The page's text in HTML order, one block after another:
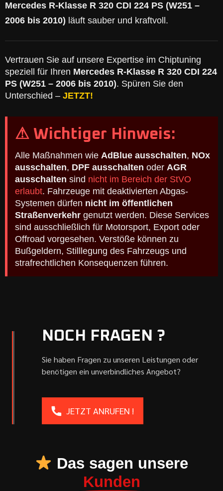
Mercedes R-Klasse R 320 CDI 224 PS (W251 –
2006 bis 2010) läuft sauber und kraftvoll.
Vertrauen Sie auf unsere Expertise im Chiptuning
speziell für Ihren Mercedes R-Klasse R 320 CDI 224
PS (W251 – 2006 bis 2010). Spüren Sie den
Unterschied – JETZT!
⚠ Wichtiger Hinweis:
Alle Maßnahmen wie AdBlue ausschalten, NOx
ausschalten, DPF ausschalten oder AGR
ausschalten sind nicht im Bereich der StVO
erlaubt. Fahrzeuge mit deaktivierten Abgas-
Systemen dürfen nicht im öffentlichen
Straßenverkehr genutzt werden. Diese Services
sind ausschließlich für Motorsport, Export oder
Offroad vorgesehen. Verstöße können zu
Bußgeldern, Stilllegung des Fahrzeugs und
strafrechtlichen Konsequenzen führen.
NOCH FRAGEN ?
Sie haben Fragen zu unseren Leistungen oder
benötigen ein unverbindliches Angebot?
JETZT ANRUFEN !
Das sagen unsere
Kunden